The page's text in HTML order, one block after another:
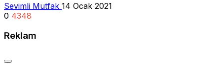
Sevimli Mutfak 14 Ocak 2021
0 4348
Reklam